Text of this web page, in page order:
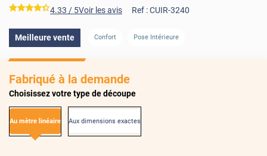
*****
4.33 / 5Voir les avis Ref :CUIR-3240
Meilleure vente Confort Pose Intérieure
Fabriqué à la demande
Choisissez votre type de découpe
Au mètre linéaire Aux dimensions exactes